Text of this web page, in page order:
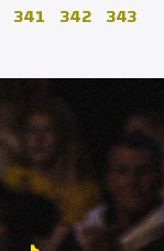
341 342 343